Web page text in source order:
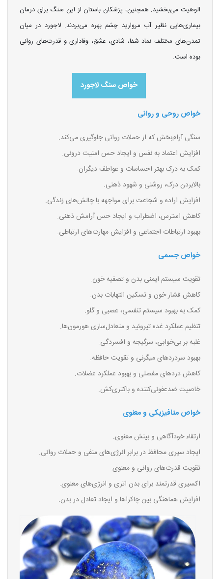
الوهیت می‌بخشید. همچنین، پزشکان باستان از این سنگ برای درمان
بیماری‌هایی نظیر آب مروارید چشم بهره می‌بردند. لاجورد در میان
تمدن‌های مختلف نماد شفا، شادی، عشق، وفاداری و قدرت‌های روانی
بوده است.
خواص سنگ لاجورد
خواص روحی و روانی
سنگی آرام‌بخش که از حملات روانی جلوگیری می‌کند.
افزایش اعتماد به نفس و ایجاد حس امنیت درونی.
کمک به درک بهتر احساسات و عواطف دیگران.
بالابردن درک، روشنی و شهود ذهنی.
افزایش اراده و شجاعت برای مواجهه با چالش‌های زندگی.
کاهش استرس، اضطراب و ایجاد حس آرامش ذهنی.
بهبود ارتباطات اجتماعی و افزایش مهارت‌های ارتباطی.
خواص جسمی
تقویت سیستم ایمنی بدن و تصفیه خون.
کاهش فشار خون و تسکین التهابات بدن.
کمک به بهبود سیستم تنفسی، عصبی و گلو.
تنظیم عملکرد غده تیروئید و متعادل‌سازی هورمون‌ها.
غلبه بر بی‌خوابی، سرگیجه و افسردگی.
بهبود سردردهای میگرنی و تقویت حافظه.
کاهش دردهای مفصلی و بهبود عملکرد عضلات.
خاصیت ضدعفونی‌کننده و باکتری‌کش.
خواص متافیزیکی و معنوی
ارتقاء خودآگاهی و بینش معنوی.
ایجاد سپری محافظ در برابر انرژی‌های منفی و حملات روانی.
تقویت قدرت‌های روانی و معنوی.
اکسیری قدرتمند برای بدن اتری و انرژی‌های معنوی.
افزایش هماهنگی بین چاکراها و ایجاد تعادل در بدن.